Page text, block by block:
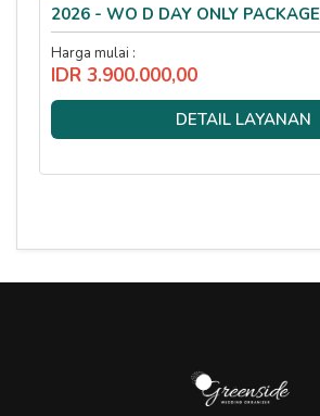
2026 - WO D DAY ONLY PACKAGE
Harga mulai :
IDR 3.900.000,00
DETAIL LAYANAN